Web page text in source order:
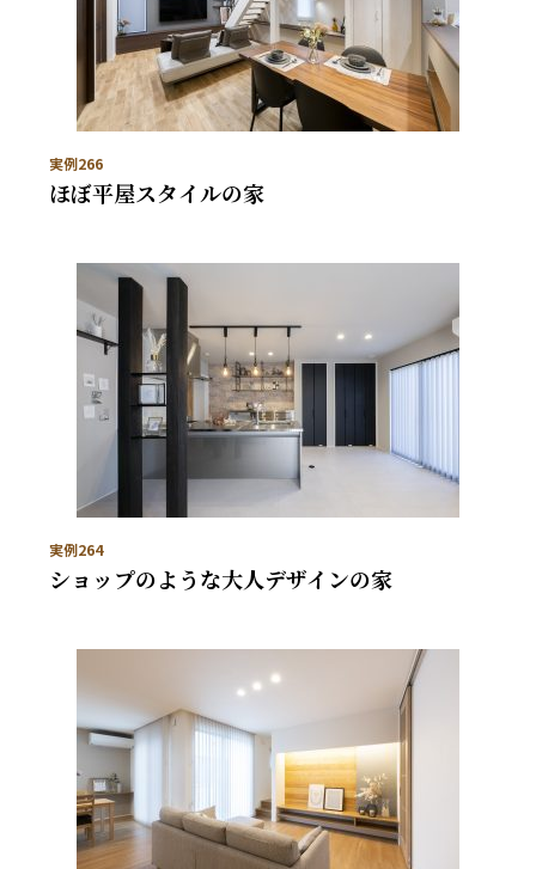
実例266
ほぼ平屋スタイルの家
実例264
ショップのような大人デザインの家